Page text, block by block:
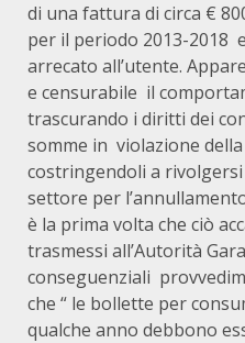
di una fattura di circa €
per il periodo 2013-2018
arrecato all’utente.
e censurabile il
trascurando i diritti dei
somme in violazione
costringendoli a
settore per
è la prima volta che ciò
trasmessi all’Autorità
conseguenziali
che “ le bollette per
qualche anno debbono